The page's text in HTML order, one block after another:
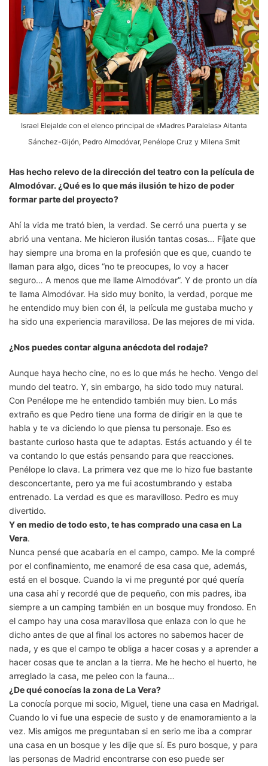
Israel Elejalde con el elenco principal de «Madres Paralelas» Aitanta
Sánchez-Gijón, Pedro Almodóvar, Penélope Cruz y Milena Smit
Has hecho relevo de la dirección del teatro con la película de
Almodóvar. ¿Qué es lo que más ilusión te hizo de poder
formar parte del proyecto?
Ahí la vida me trató bien, la verdad. Se cerró una puerta y se
abrió una ventana. Me hicieron ilusión tantas cosas… Fíjate que
hay siempre una broma en la profesión que es que, cuando te
llaman para algo, dices “no te preocupes, lo voy a hacer
seguro… A menos que me llame Almodóvar”. Y de pronto un día
te llama Almodóvar. Ha sido muy bonito, la verdad, porque me
he entendido muy bien con él, la película me gustaba mucho y
ha sido una experiencia maravillosa. De las mejores de mi vida.
¿Nos puedes contar alguna anécdota del rodaje?
Aunque haya hecho cine, no es lo que más he hecho. Vengo del
mundo del teatro. Y, sin embargo, ha sido todo muy natural.
Con Penélope me he entendido también muy bien. Lo más
extraño es que Pedro tiene una forma de dirigir en la que te
habla y te va diciendo lo que piensa tu personaje. Eso es
bastante curioso hasta que te adaptas. Estás actuando y él te
va contando lo que estás pensando para que reacciones.
Penélope lo clava. La primera vez que me lo hizo fue bastante
desconcertante, pero ya me fui acostumbrando y estaba
entrenado. La verdad es que es maravilloso. Pedro es muy
divertido.
Y en medio de todo esto, te has comprado una casa en La
Vera.
Nunca pensé que acabaría en el campo, campo. Me la compré
por el confinamiento, me enamoré de esa casa que, además,
está en el bosque. Cuando la vi me pregunté por qué quería
una casa ahí y recordé que de pequeño, con mis padres, iba
siempre a un camping también en un bosque muy frondoso. En
el campo hay una cosa maravillosa que enlaza con lo que he
dicho antes de que al final los actores no sabemos hacer de
nada, y es que el campo te obliga a hacer cosas y a aprender a
hacer cosas que te anclan a la tierra. Me he hecho el huerto, he
arreglado la casa, me peleo con la fauna…
¿De qué conocías la zona de La Vera?
La conocía porque mi socio, Miguel, tiene una casa en Madrigal.
Cuando lo vi fue una especie de susto y de enamoramiento a la
vez. Mis amigos me preguntaban si en serio me iba a comprar
una casa en un bosque y les dije que sí. Es puro bosque, y para
las personas de Madrid encontrarse con eso puede ser